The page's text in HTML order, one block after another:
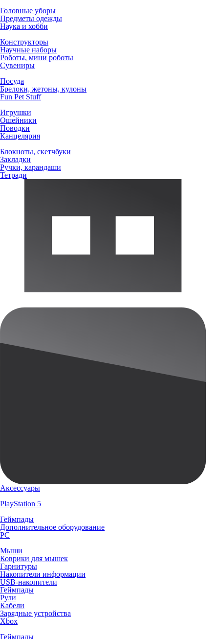
Головные уборы
Предметы одежды
Наука и хобби
Конструкторы
Научные наборы
Роботы, мини роботы
Сувениры
Посуда
Брелоки, жетоны, кулоны
Fun Pet Stuff
Игрушки
Ошейники
Поводки
Канцелярия
Блокноты, скетчбуки
Закладки
Ручки, карандаши
Тетради
Аксессуары
PlayStation 5
Геймпады
Дополнительное оборудование
PC
Мыши
Коврики для мышек
Гарнитуры
Накопители информации
USB-накопители
Геймпады
Рули
Кабели
Зарядные устройства
Xbox
Геймпады